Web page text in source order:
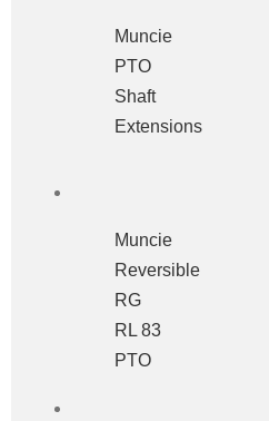
Muncie
PTO
Shaft
Extensions
Muncie
Reversible
RG
RL 83
PTO